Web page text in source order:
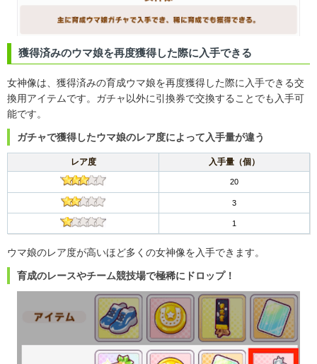
獲得済みのウマ娘を再度獲得した際に入手できる
女神像は、獲得済みの育成ウマ娘を再度獲得した際に入手できる交
換用アイテムです。ガチャ以外に引換券で交換することでも入手可
能です。
ガチャで獲得したウマ娘のレア度によって入手量が違う
レア度 入手量（個）
20
3
1
ウマ娘のレア度が高いほど多くの女神像を入手できます。
育成のレースやチーム競技場で極稀にドロップ！